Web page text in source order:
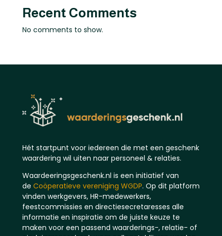
Recent Comments
No comments to show.
Hét startpunt voor iedereen die met een geschenk
waardering wil uiten naar personeel & relaties.
Waardeeringsgeschenk.nl is een initiatief van
de Coöperatieve vereniging WGDP. Op dit platform
vinden werkgevers, HR-medewerkers,
feestcommissies en directiesecretaresses alle
informatie en inspiratie om de juiste keuze te
maken voor een passend waarderings-, relatie- of